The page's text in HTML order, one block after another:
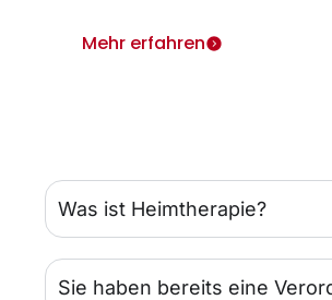
Was ist Heimtherapie?
Sie haben bereits eine
Mehr erfahren